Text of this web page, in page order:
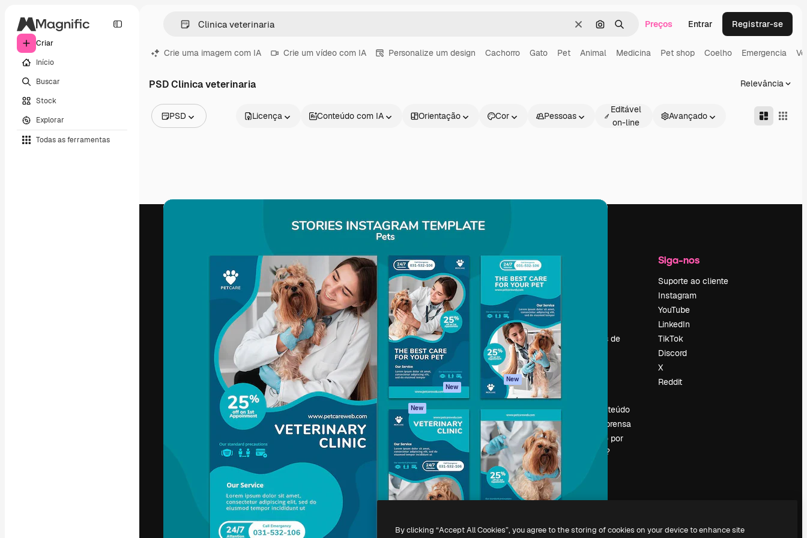
Criar
Início
Buscar
Stock
Explorar
Todas as ferramentas
LimparPesquisar por imagem
BuscarPreços Entrar Registrar-se
Crie uma imagem com IA Crie um vídeo com IA Personalize um design Cachorro Gato Pet Animal Medicina Pet shop Coelho Emergencia
PSD Clinica veterinaria Relevância
PSD
Vídeos
Licença Conteúdo com IA Orientação Cor Pessoas
Editável
on-line
Avançado
A plataforma criativa para você direcionar
seu melhor trabalho. Mais de 1 milhão de
assinantes entre criativos, empresas,
agências e estúdios.
Português
Produtos
Spaces
Assistente de IA
Gerador de
imagens
Gerador de vídeos
Texto para voz
Conteúdo de stock
MCP para
Claude/ChatGPT
New
Agentes New
App móvel
Todas as
ferramentas
Começar
Academy
Documentação
Atendimento
Termos e
condições
Política de
privacidade
Originais New
Política de cookies
Central de
confiabilidade
Afiliados
Empresas
Tendências de
Vender conteúdo
Sala de imprensa
Procurando por
magnific.ai?
Siga-nos
Suporte ao cliente
Instagram
YouTube
LinkedIn
TikTok
Discord
X
Reddit
Copyright © 2010-2026Freepik Company S.L.U. Todos os direitos reservados.
By clicking “Accept All Cookies”, you agree to the storing of cookies on your device to enhance site